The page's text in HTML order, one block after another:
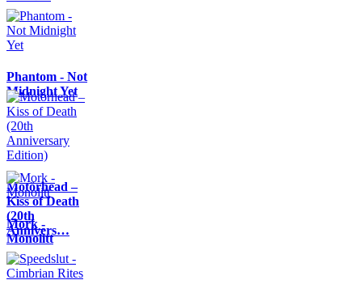
Phantom - Not
Midnight Yet
Motörhead –
Kiss of Death
(20th
Annivers…
Mork -
Monolitt